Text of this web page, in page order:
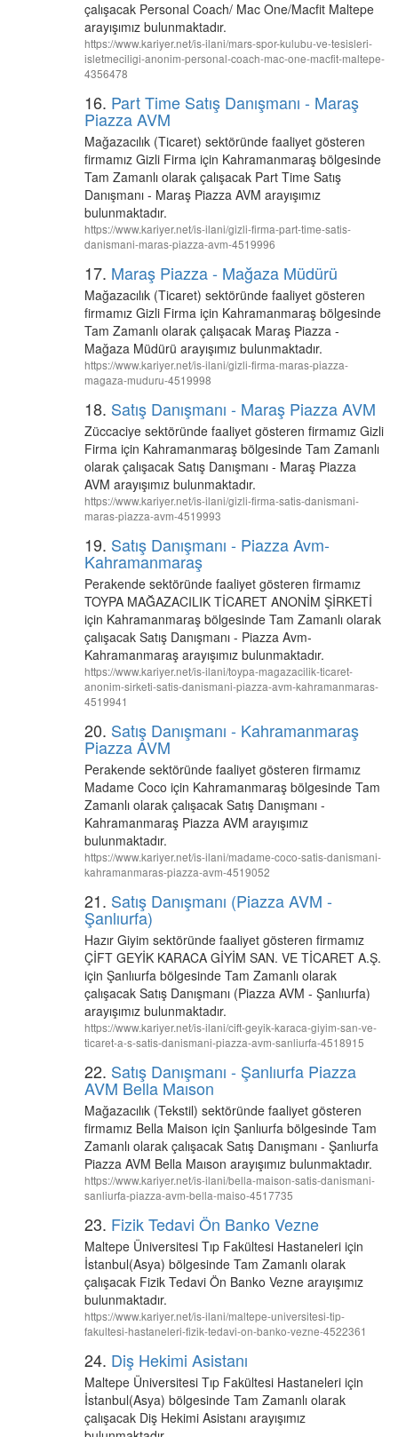
çalışacak Personal Coach/ Mac One/Macfit Maltepe
arayışımız bulunmaktadır.
https://www.kariyer.net/is-ilani/mars-spor-kulubu-ve-tesisleri-
isletmeciligi-anonim-personal-coach-mac-one-macfit-maltepe-
4356478
16. Part Time Satış Danışmanı - Maraş
Piazza AVM
Mağazacılık (Ticaret) sektöründe faaliyet gösteren
firmamız Gizli Firma için Kahramanmaraş bölgesinde
Tam Zamanlı olarak çalışacak Part Time Satış
Danışmanı - Maraş Piazza AVM arayışımız
bulunmaktadır.
https://www.kariyer.net/is-ilani/gizli-firma-part-time-satis-
danismani-maras-piazza-avm-4519996
17. Maraş Piazza - Mağaza Müdürü
Mağazacılık (Ticaret) sektöründe faaliyet gösteren
firmamız Gizli Firma için Kahramanmaraş bölgesinde
Tam Zamanlı olarak çalışacak Maraş Piazza -
Mağaza Müdürü arayışımız bulunmaktadır.
https://www.kariyer.net/is-ilani/gizli-firma-maras-piazza-
magaza-muduru-4519998
18. Satış Danışmanı - Maraş Piazza AVM
Züccaciye sektöründe faaliyet gösteren firmamız Gizli
Firma için Kahramanmaraş bölgesinde Tam Zamanlı
olarak çalışacak Satış Danışmanı - Maraş Piazza
AVM arayışımız bulunmaktadır.
https://www.kariyer.net/is-ilani/gizli-firma-satis-danismani-
maras-piazza-avm-4519993
19. Satış Danışmanı - Piazza Avm-
Kahramanmaraş
Perakende sektöründe faaliyet gösteren firmamız
TOYPA MAĞAZACILIK TİCARET ANONİM ŞİRKETİ
için Kahramanmaraş bölgesinde Tam Zamanlı olarak
çalışacak Satış Danışmanı - Piazza Avm-
Kahramanmaraş arayışımız bulunmaktadır.
https://www.kariyer.net/is-ilani/toypa-magazacilik-ticaret-
anonim-sirketi-satis-danismani-piazza-avm-kahramanmaras-
4519941
20. Satış Danışmanı - Kahramanmaraş
Piazza AVM
Perakende sektöründe faaliyet gösteren firmamız
Madame Coco için Kahramanmaraş bölgesinde Tam
Zamanlı olarak çalışacak Satış Danışmanı -
Kahramanmaraş Piazza AVM arayışımız
bulunmaktadır.
https://www.kariyer.net/is-ilani/madame-coco-satis-danismani-
kahramanmaras-piazza-avm-4519052
21. Satış Danışmanı (Piazza AVM -
Şanlıurfa)
Hazır Giyim sektöründe faaliyet gösteren firmamız
ÇİFT GEYİK KARACA GİYİM SAN. VE TİCARET A.Ş.
için Şanlıurfa bölgesinde Tam Zamanlı olarak
çalışacak Satış Danışmanı (Piazza AVM - Şanlıurfa)
arayışımız bulunmaktadır.
https://www.kariyer.net/is-ilani/cift-geyik-karaca-giyim-san-ve-
ticaret-a-s-satis-danismani-piazza-avm-sanliurfa-4518915
22. Satış Danışmanı - Şanlıurfa Piazza
AVM Bella Maıson
Mağazacılık (Tekstil) sektöründe faaliyet gösteren
firmamız Bella Maison için Şanlıurfa bölgesinde Tam
Zamanlı olarak çalışacak Satış Danışmanı - Şanlıurfa
Piazza AVM Bella Maıson arayışımız bulunmaktadır.
https://www.kariyer.net/is-ilani/bella-maison-satis-danismani-
sanliurfa-piazza-avm-bella-maiso-4517735
23. Fizik Tedavi Ön Banko Vezne
Maltepe Üniversitesi Tıp Fakültesi Hastaneleri için
İstanbul(Asya) bölgesinde Tam Zamanlı olarak
çalışacak Fizik Tedavi Ön Banko Vezne arayışımız
bulunmaktadır.
https://www.kariyer.net/is-ilani/maltepe-universitesi-tip-
fakultesi-hastaneleri-fizik-tedavi-on-banko-vezne-4522361
24. Diş Hekimi Asistanı
Maltepe Üniversitesi Tıp Fakültesi Hastaneleri için
İstanbul(Asya) bölgesinde Tam Zamanlı olarak
çalışacak Diş Hekimi Asistanı arayışımız